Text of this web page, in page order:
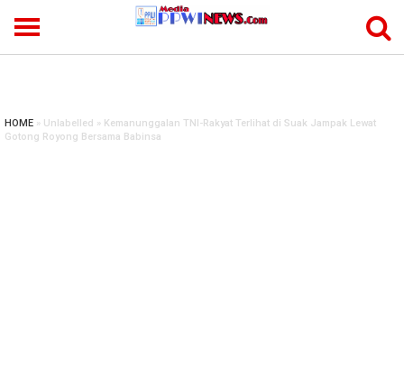
HOME » Unlabelled » Kemanunggalan TNI-Rakyat Terlihat di Suak Jampak Lewat
Gotong Royong Bersama Babinsa